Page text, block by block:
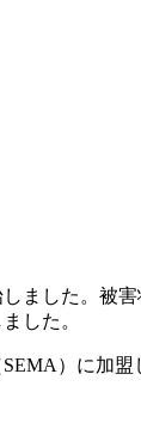
ました。被
した。
）に加